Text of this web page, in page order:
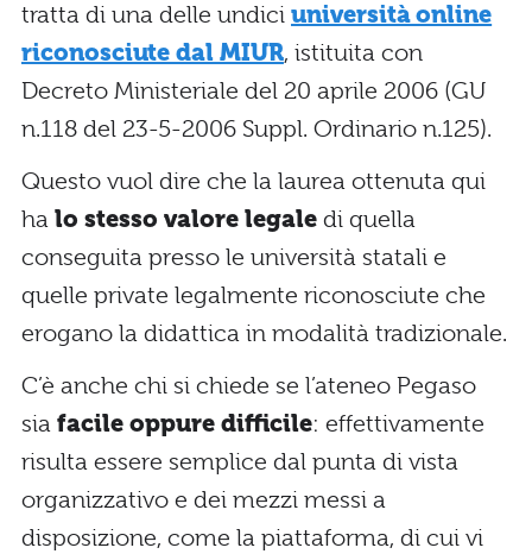
tratta di una delle undici università online
riconosciute dal MIUR, istituita con
Decreto Ministeriale del 20 aprile 2006 (GU
n.118 del 23-5-2006 Suppl. Ordinario n.125).
Questo vuol dire che la laurea ottenuta qui
ha lo stesso valore legale di quella
conseguita presso le università statali e
quelle private legalmente riconosciute che
erogano la didattica in modalità tradizionale.
C’è anche chi si chiede se l’ateneo Pegaso
sia facile oppure difficile: effettivamente
risulta essere semplice dal punta di vista
organizzativo e dei mezzi messi a
disposizione, come la piattaforma, di cui vi